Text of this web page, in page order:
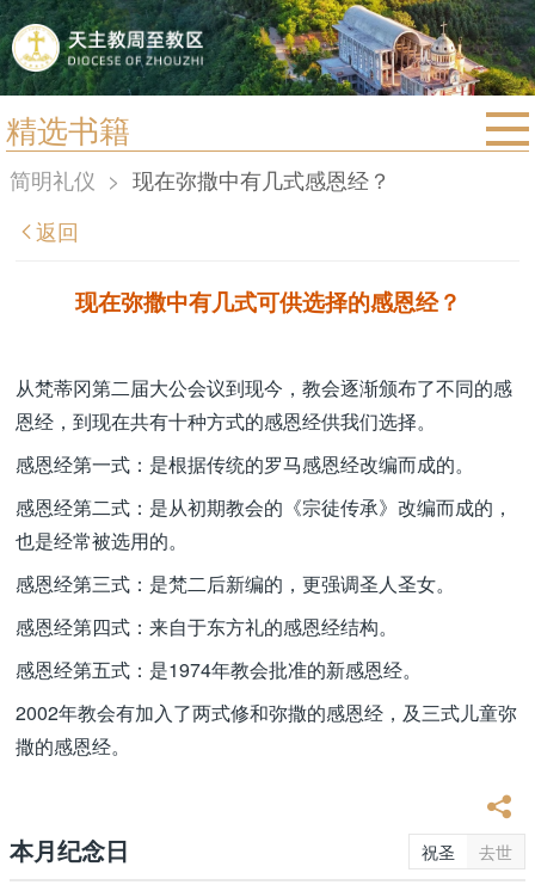
精选书籍
首页
宗教法规
教区简介
教会圣月
简明礼仪 > 现在弥撒中有几式感恩经？
返回
现在弥撒中有几式可供选择的感恩经？
从梵蒂冈第二届大公会议到现今，教会逐渐颁布了不同的感
恩经，到现在共有十种方式的感恩经供我们选择。
感恩经第一式：是根据传统的罗马感恩经改编而成的。
感恩经第二式：是从初期教会的《宗徒传承》改编而成的，
也是经常被选用的。
感恩经第三式：是梵二后新编的，更强调圣人圣女。
感恩经第四式：来自于东方礼的感恩经结构。
感恩经第五式：是1974年教会批准的新感恩经。
2002年教会有加入了两式修和弥撒的感恩经，及三式儿童弥
撒的感恩经。
本月纪念日 祝圣 去世